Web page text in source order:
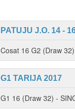
PATUJU J.O. 14 -
Cosat 16 G2 (Draw
G1 TARIJA 2017
G1 16 (Draw 32) -